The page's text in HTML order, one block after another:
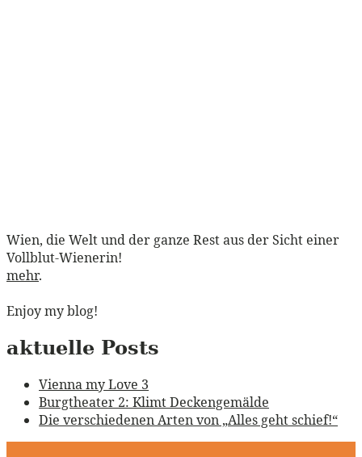
Wien, die Welt und der ganze Rest aus der Sicht einer
Vollblut-Wienerin!
mehr.
Enjoy my blog!
aktuelle Posts
Vienna my Love 3
Burgtheater 2: Klimt Deckengemälde
Die verschiedenen Arten von „Alles geht schief!“